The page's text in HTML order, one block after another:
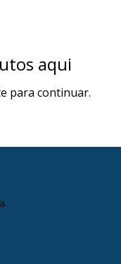
aqui
para continuar.